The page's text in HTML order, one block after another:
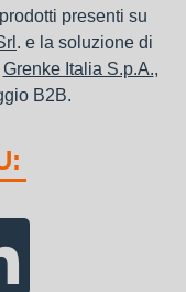
presenti su
. e la soluzione di
Grenke Italia S.p.A.,
B2B.